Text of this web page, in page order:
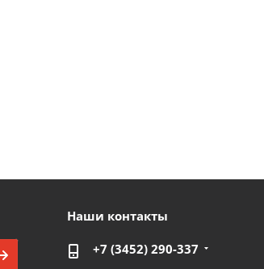
Наши контакты
+7 (3452) 290-337